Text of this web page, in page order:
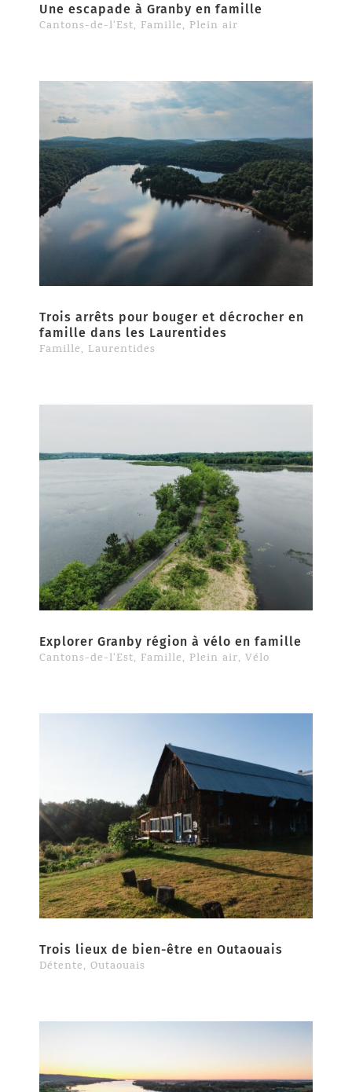
Une escapade à Granby en famille
Cantons-de-l'Est, Famille, Plein air
Trois arrêts pour bouger et décrocher en
famille dans les Laurentides
Famille, Laurentides
Explorer Granby région à vélo en famille
Cantons-de-l'Est, Famille, Plein air, Vélo
Trois lieux de bien-être en Outaouais
Détente, Outaouais